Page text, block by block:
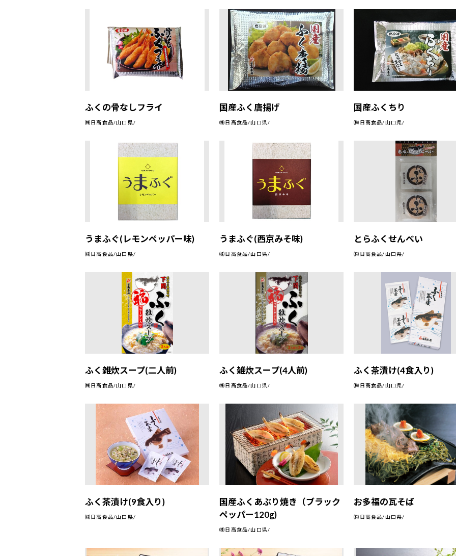
ふくの骨なしフライ
㈱日高食品/山口県/
国産ふく唐揚げ
㈱日高食品/山口県/
国産ふくちり
㈱日高食品/山口県/
うまふぐ(レモンペッパー味)
㈱日高食品/山口県/
うまふぐ(西京みそ味)
㈱日高食品/山口県/
とらふくせんべい
㈱日高食品/山口県/
ふく雑炊スープ(二人前)
㈱日高食品/山口県/
ふく雑炊スープ(4人前)
㈱日高食品/山口県/
ふく茶漬け(4食入り)
㈱日高食品/山口県/
ふく茶漬け(9食入り)
㈱日高食品/山口県/
国産ふくあぶり焼き（ブラック
ペッパー120g)
㈱日高食品/山口県/
お多福の瓦そば
㈱日高食品/山口県/